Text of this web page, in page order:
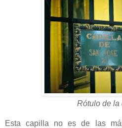
Rótulo de la
Esta capilla no es de las